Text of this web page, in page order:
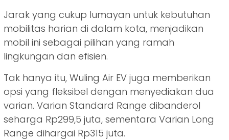
Jarak yang cukup lumayan untuk kebutuhan
mobilitas harian di dalam kota, menjadikan
mobil ini sebagai pilihan yang ramah
lingkungan dan efisien.
Tak hanya itu, Wuling Air EV juga memberikan
opsi yang fleksibel dengan menyediakan dua
varian. Varian Standard Range dibanderol
seharga Rp299,5 juta, sementara Varian Long
Range dihargai Rp315 juta.